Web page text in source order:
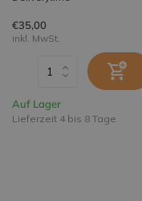
€35,00
inkl. MwSt.
Auf Lager
Lieferzeit 4 bis 8 Tage